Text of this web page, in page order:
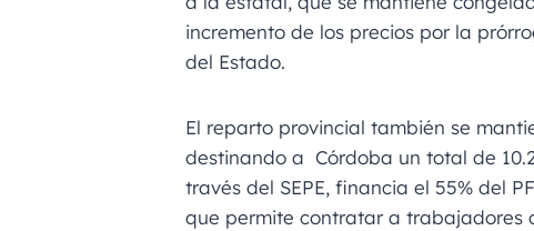
incremento de los precios por la
del Estado.
El reparto provincial también se
destinando a Córdoba un total de
través del SEPE, financia el 55% del
que permite contratar a trabajadores